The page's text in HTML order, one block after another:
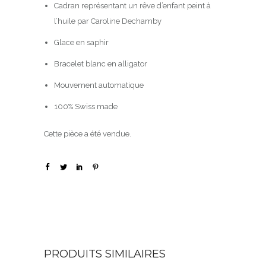
Cadran représentant un rêve d’enfant peint à
l’huile par Caroline Dechamby
Glace en saphir
Bracelet blanc en alligator
Mouvement automatique
100% Swiss made
Cette pièce a été vendue.
PRODUITS SIMILAIRES